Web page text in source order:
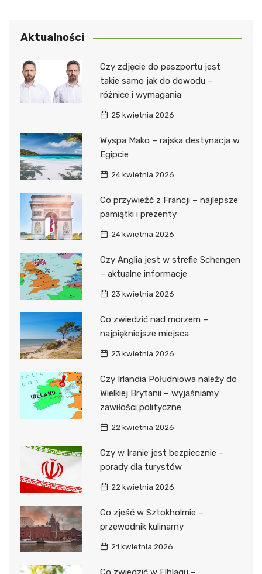
Aktualności
Czy zdjęcie do paszportu jest
takie samo jak do dowodu –
różnice i wymagania
25 kwietnia 2026
Wyspa Mako – rajska destynacja w
Egipcie
24 kwietnia 2026
Co przywieźć z Francji – najlepsze
pamiątki i prezenty
24 kwietnia 2026
Czy Anglia jest w strefie Schengen
– aktualne informacje
23 kwietnia 2026
Co zwiedzić nad morzem –
najpiękniejsze miejsca
23 kwietnia 2026
Czy Irlandia Południowa należy do
Wielkiej Brytanii – wyjaśniamy
zawiłości polityczne
22 kwietnia 2026
Czy w Iranie jest bezpiecznie –
porady dla turystów
22 kwietnia 2026
Co zjeść w Sztokholmie –
przewodnik kulinarny
21 kwietnia 2026